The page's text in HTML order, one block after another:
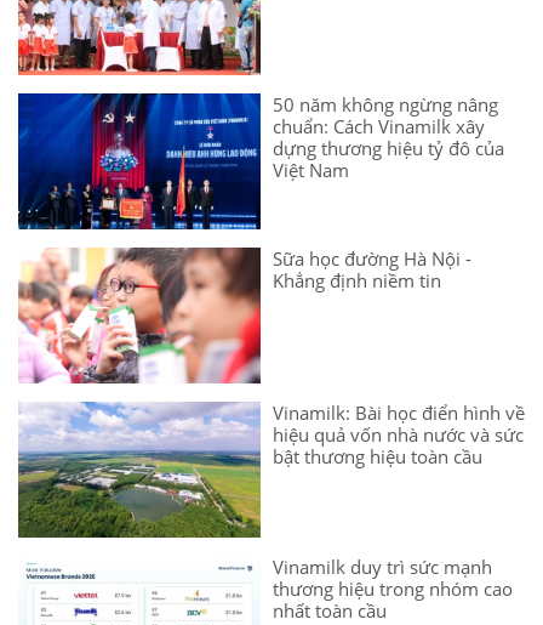
50 năm không ngừng nâng
chuẩn: Cách Vinamilk xây
dựng thương hiệu tỷ đô của
Việt Nam
Sữa học đường Hà Nội -
Khẳng định niềm tin
Vinamilk: Bài học điển hình về
hiệu quả vốn nhà nước và sức
bật thương hiệu toàn cầu
Vinamilk duy trì sức mạnh
thương hiệu trong nhóm cao
nhất toàn cầu